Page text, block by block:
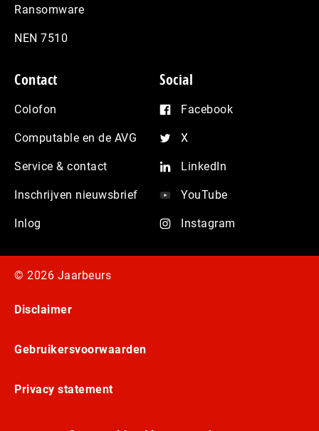
Ransomware
NEN 7510
Contact
Colofon
Computable en de AVG
Service & contact
Inschrijven nieuwsbrief
Inlog
Social
Facebook
X
LinkedIn
YouTube
Instagram
© 2026 Jaarbeurs
Disclaimer
Gebruikersvoorwaarden
Privacy statement